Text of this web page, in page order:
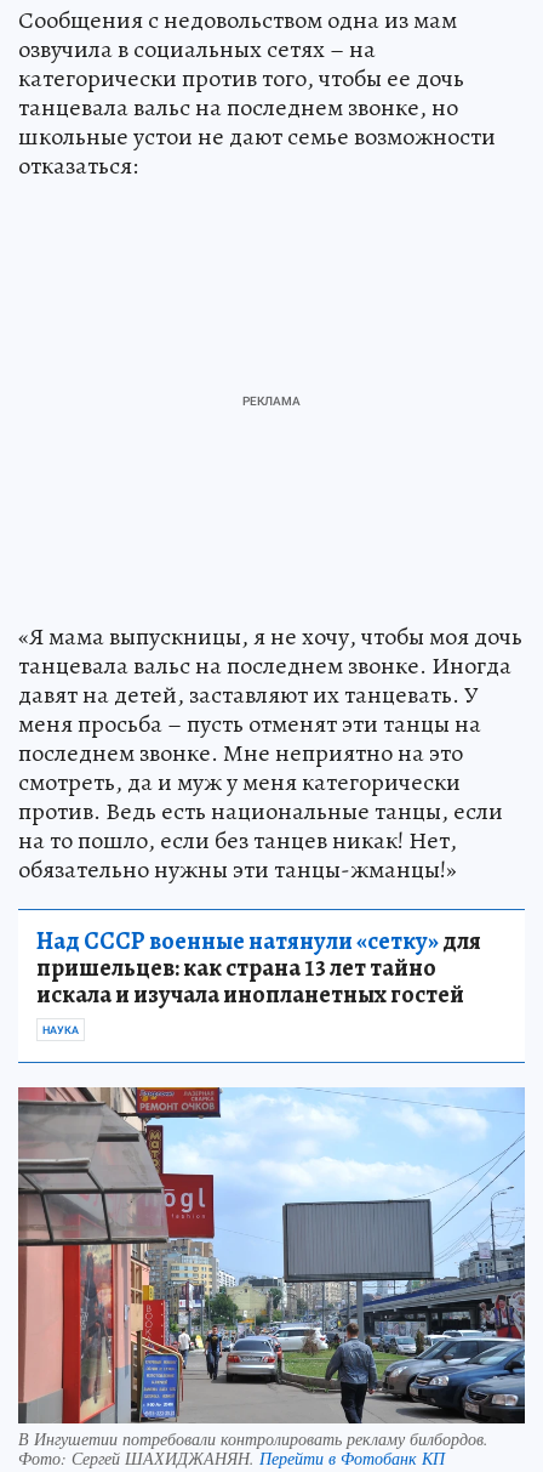
Сообщения с недовольством одна из мам
озвучила в социальных сетях – на
категорически против того, чтобы ее дочь
танцевала вальс на последнем звонке, но
школьные устои не дают семье возможности
отказаться:
«Я мама выпускницы, я не хочу, чтобы моя дочь
танцевала вальс на последнем звонке. Иногда
давят на детей, заставляют их танцевать. У
меня просьба – пусть отменят эти танцы на
последнем звонке. Мне неприятно на это
смотреть, да и муж у меня категорически
против. Ведь есть национальные танцы, если
на то пошло, если без танцев никак! Нет,
обязательно нужны эти танцы-жманцы!»
Над СССР военные натянули «сетку»для
пришельцев: как страна 13 лет тайно
искала и изучала инопланетных гостей
НАУКА
В Ингушетии потребовали контролировать рекламу билбордов.
Фото: Сергей ШАХИДЖАНЯН. Перейти в Фотобанк КП